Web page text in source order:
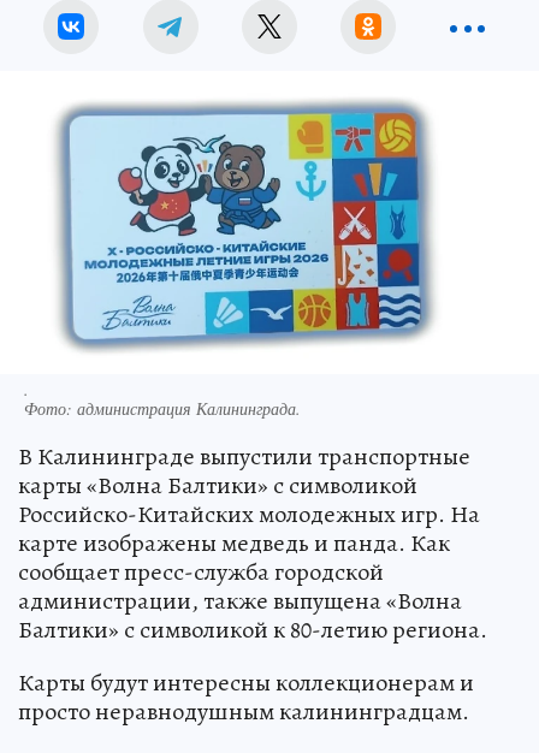
.
Фото: администрация Калининграда.
В Калининграде выпустили транспортные
карты «Волна Балтики» с символикой
Российско-Китайских молодежных игр. На
карте изображены медведь и панда. Как
сообщает пресс-служба городской
администрации, также выпущена «Волна
Балтики» с символикой к 80-летию региона.
Карты будут интересны коллекционерам и
просто неравнодушным калининградцам.